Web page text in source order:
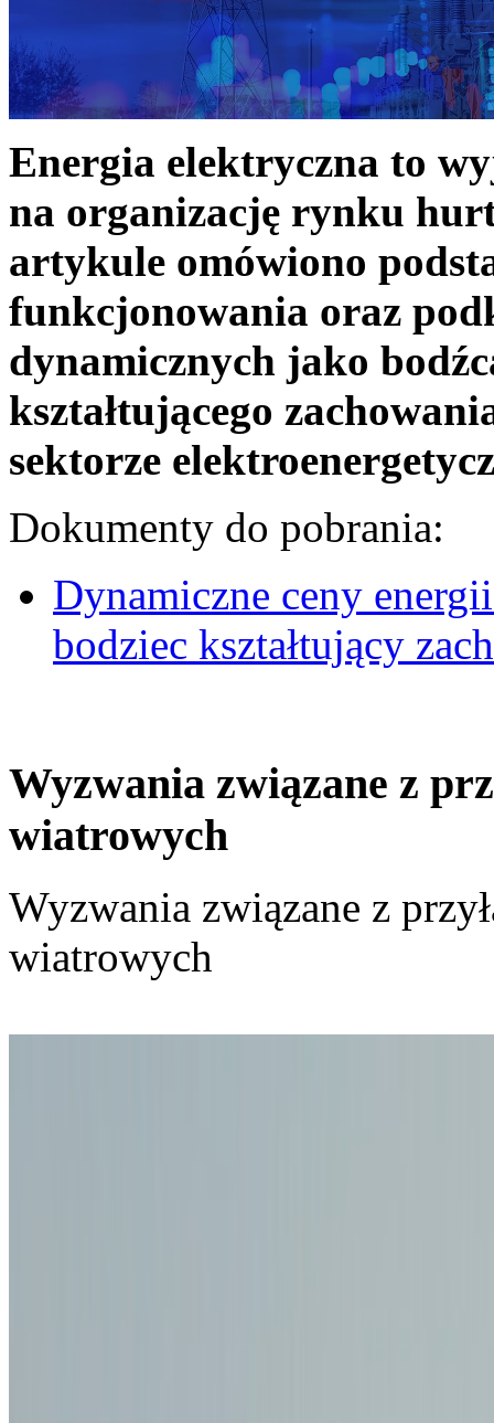
Energia elektryczna to
na organizację rynku
artykule omówiono
funkcjonowania oraz
dynamicznych jako
kształtującego
sektorze
Dokumenty do pobrania:
Dynamiczne ceny
bodziec kształtujący
Wyzwania związane z
wiatrowych
Wyzwania związane z
wiatrowych